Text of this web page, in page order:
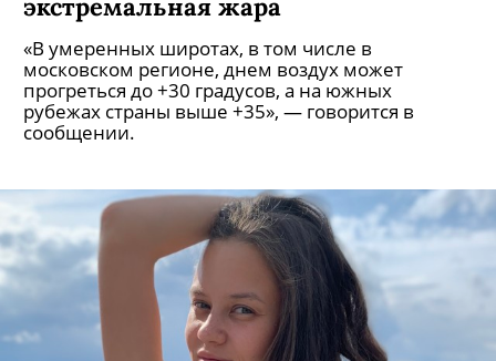
«В умеренных широтах, в том числе в
московском регионе, днем воздух может
прогреться до +30 градусов, а на южных
рубежах страны выше +35», — говорится в
сообщении.